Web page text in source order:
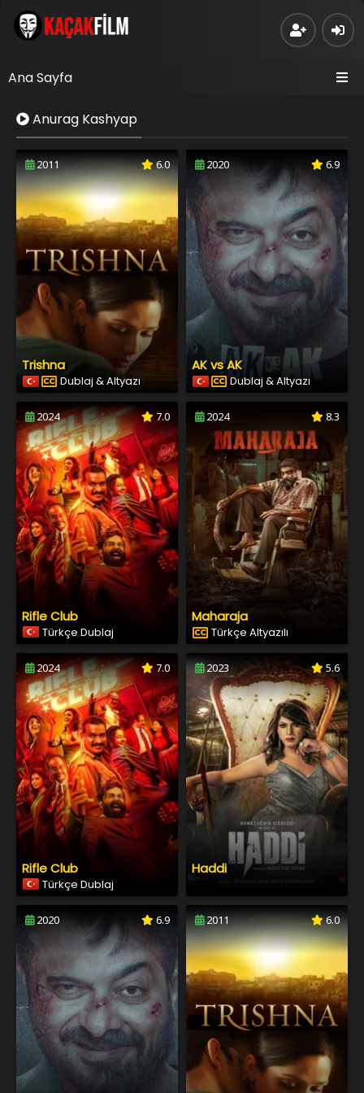
Ana Sayfa
Anurag Kashyap
2011 6.0
Trishna
Dublaj & Altyazı
2020 6.9
AK vs AK
Dublaj & Altyazı
2024 7.0
Rifle Club
Türkçe Dublaj
2024 8.3
Maharaja
Türkçe Altyazılı
2024 7.0
Rifle Club
Türkçe Dublaj
2023 5.6
Haddi
2020 6.9 2011 6.0